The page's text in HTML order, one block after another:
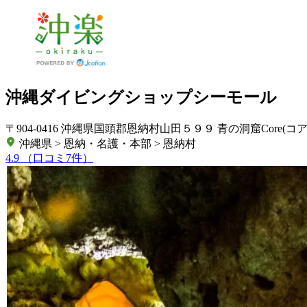
沖縄ダイビングショップシーモール
〒904-0416 沖縄県国頭郡恩納村山田５９９ 青の洞窟Core(コ
沖縄県 > 恩納・名護・本部 > 恩納村
4.9
（口コミ7件）